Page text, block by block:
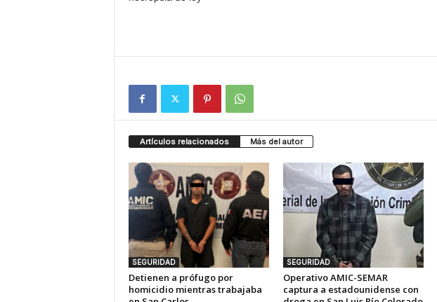
Artículos relacionados Más del autor
SEGURIDAD
Detienen a prófugo por
homicidio mientras trabajaba
SEGURIDAD
Operativo AMIC-SEMAR
captura a estadounidense con